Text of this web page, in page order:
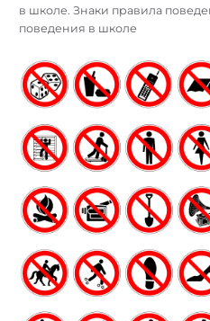
в школе. Знаки правила
поведения в школе